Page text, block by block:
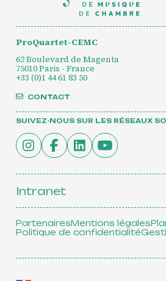
ProQuartet-CEMC
62 Boulevard de Magenta
75010 Paris - France
+33 (0)1 44 61 83 50
CONTACT
SUIVEZ-NOUS SUR LES RÉSEAUX
Intranet
PartenairesMentions légales
Politique de confidentialité